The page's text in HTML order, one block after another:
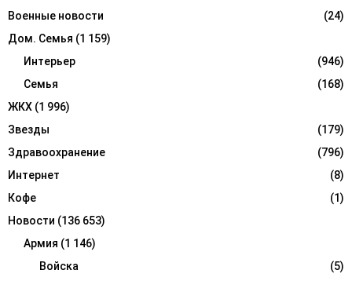
H
Военные новости
(24)
Дом. Семья (1 159)
Интерьер
(946)
Семья
(168)
ЖКХ (1 996)
Звезды
(179)
Здравоохранение
(796)
Интернет
(8)
Кофе
(1)
Новости (136 653)
Армия (1 146)
Войска
(5)